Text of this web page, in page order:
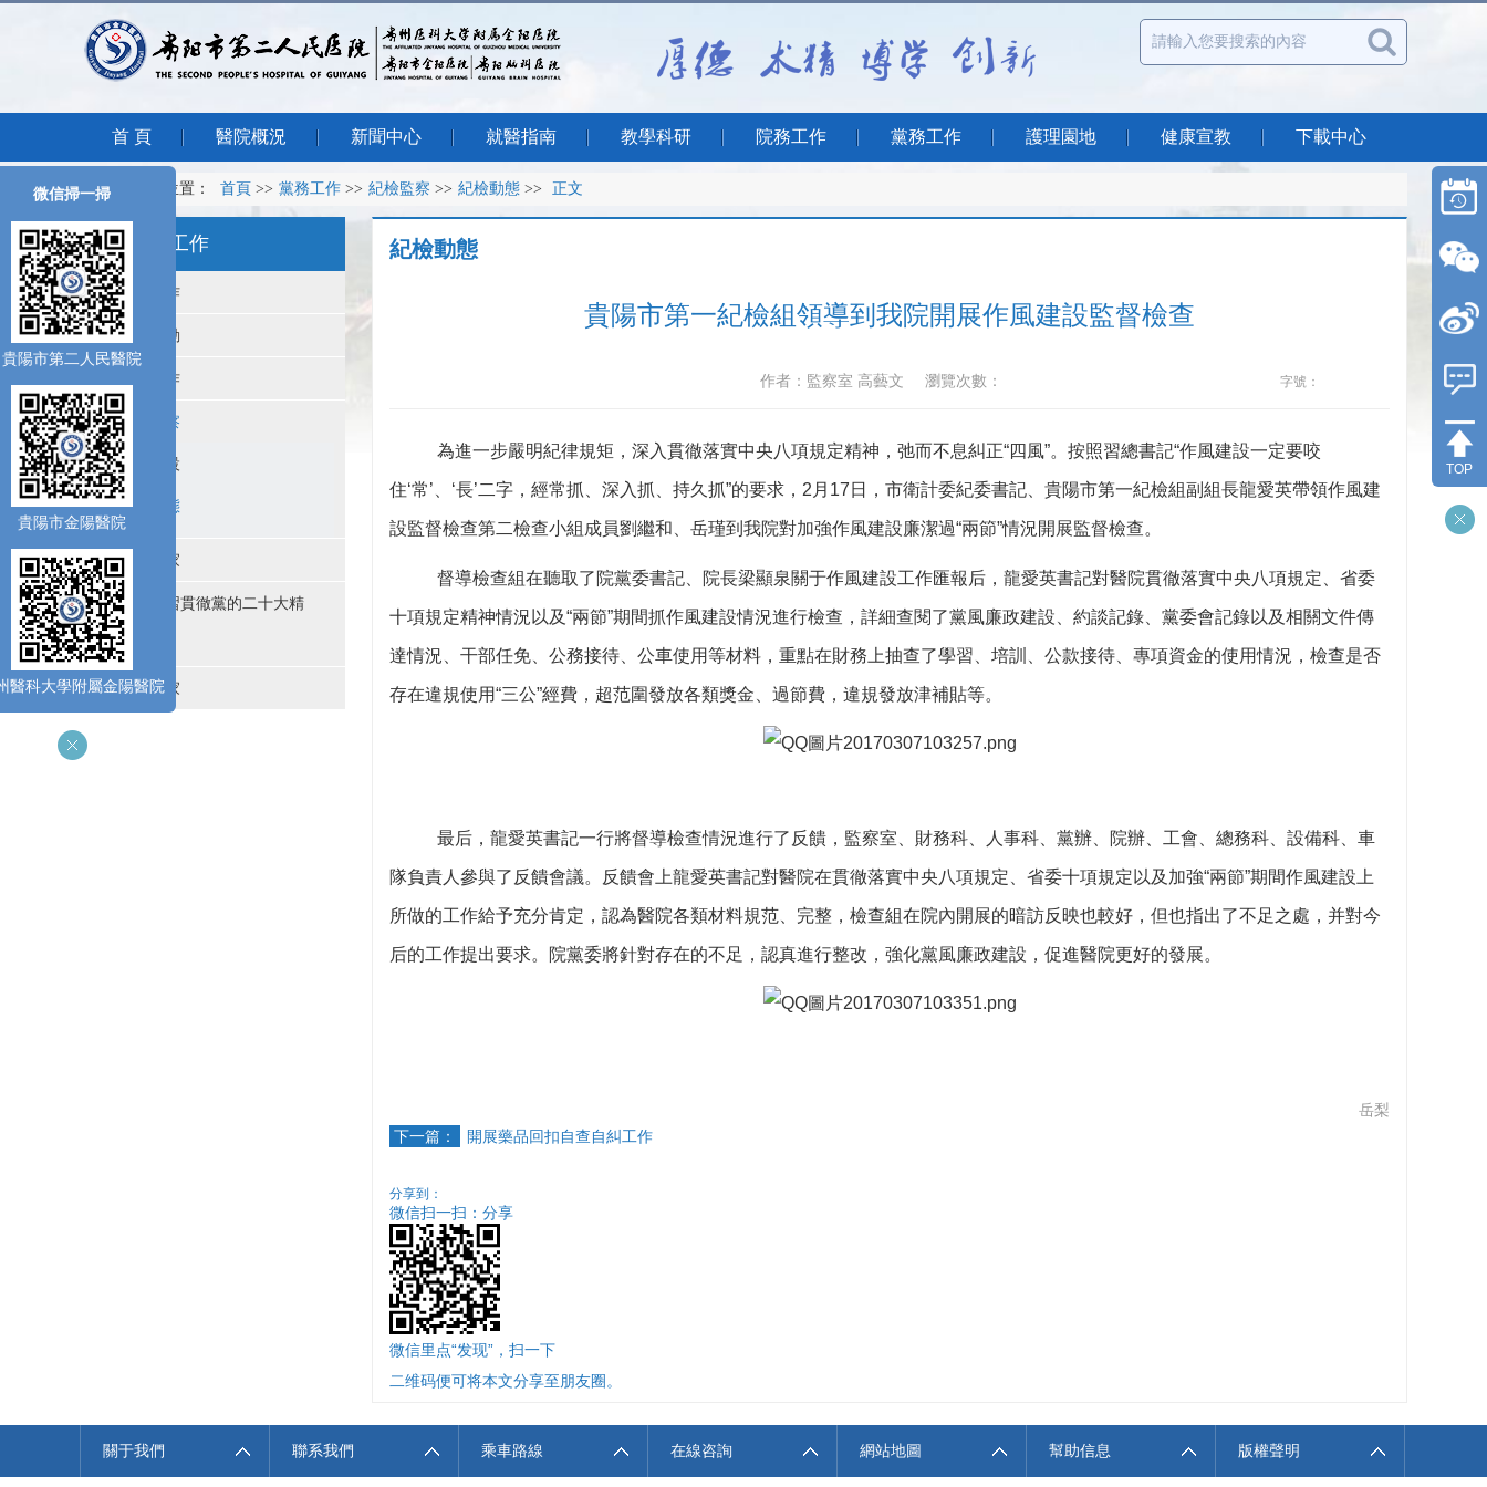
首 頁 醫院概況 新聞中心 就醫指南 教學科研 院務工作 黨務工作 護理園地 健康宣教 下載中心
您所在的位置： 首頁 >> 黨務工作 >> 紀檢監察 >> 紀檢動態 >> 正文
黨務工作
黨建工作
支部活動
人才工作
紀檢監察
行風建設
紀檢動態
職工之家
深入學習貫徹黨的二十大精
神
青年之家
紀檢動態
貴陽市第一紀檢組領導到我院開展作風建設監督檢查
作者：監察室 高藝文 瀏覽次數： 字號：
為進一步嚴明紀律規矩，深入貫徹落實中央八項規定精神，弛而不息糾正“四風”。按照習總書記“作風建設一定要咬
住‘常’、‘長’二字，經常抓、深入抓、持久抓”的要求，2月17日，市衛計委紀委書記、貴陽市第一紀檢組副組長龍愛英帶領作風建
設監督檢查第二檢查小組成員劉繼和、岳瑾到我院對加強作風建設廉潔過“兩節”情況開展監督檢查。
督導檢查組在聽取了院黨委書記、院長梁顯泉關于作風建設工作匯報后，龍愛英書記對醫院貫徹落實中央八項規定、省委
十項規定精神情況以及“兩節”期間抓作風建設情況進行檢查，詳細查閱了黨風廉政建設、約談記錄、黨委會記錄以及相關文件傳
達情況、干部任免、公務接待、公車使用等材料，重點在財務上抽查了學習、培訓、公款接待、專項資金的使用情況，檢查是否
存在違規使用“三公”經費，超范圍發放各類獎金、過節費，違規發放津補貼等。
最后，龍愛英書記一行將督導檢查情況進行了反饋，監察室、財務科、人事科、黨辦、院辦、工會、總務科、設備科、車
隊負責人參與了反饋會議。反饋會上龍愛英書記對醫院在貫徹落實中央八項規定、省委十項規定以及加強“兩節”期間作風建設上
所做的工作給予充分肯定，認為醫院各類材料規范、完整，檢查組在院內開展的暗訪反映也較好，但也指出了不足之處，并對今
后的工作提出要求。院黨委將針對存在的不足，認真進行整改，強化黨風廉政建設，促進醫院更好的發展。
岳梨
下一篇：
開展藥品回扣自查自糾工作
分享到：
微信扫一扫：分享
微信里点“发现”，扫一下
二维码便可将本文分享至朋友圈。
關于我們 聯系我們 乘車路線 在線咨詢 網站地圖 幫助信息 版權聲明
TOP
微信掃一掃
貴陽市第二人民醫院
貴陽市金陽醫院
醫科大學附屬金陽醫院